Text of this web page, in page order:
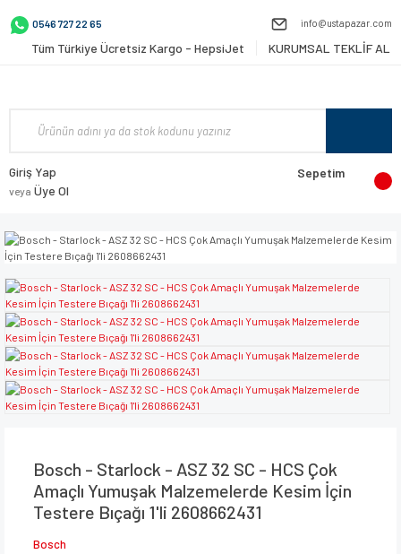
0546 727 22 65 info@ustapazar.com
Tüm Türkiye Ücretsiz Kargo - HepsiJet KURUMSAL TEKLİF AL
Giriş Yap
veya Üye Ol
Sepetim
Bosch - Starlock - ASZ 32 SC - HCS Çok
Amaçlı Yumuşak Malzemelerde Kesim İçin
Testere Bıçağı 1'li 2608662431
Bosch